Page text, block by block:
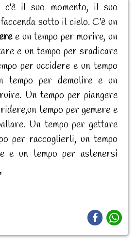
c'è il suo momento, il suo
sotto il cielo. C'è un
e un tempo per morire, un
e un tempo per sradicare
per uccidere e un tempo
tempo per demolire e un
Un tempo per piangere
tempo per gemere e
Un tempo per gettare
per raccoglierli, un tempo
e un tempo per astenersi